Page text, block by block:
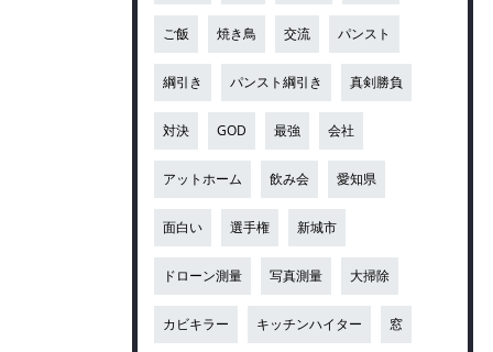
ご飯 焼き鳥 交流 パンスト
綱引き パンスト綱引き 真剣勝負
対決 GOD 最強 会社
アットホーム 飲み会 愛知県
面白い 選手権 新城市
ドローン測量 写真測量 大掃除
カビキラー キッチンハイター 窓